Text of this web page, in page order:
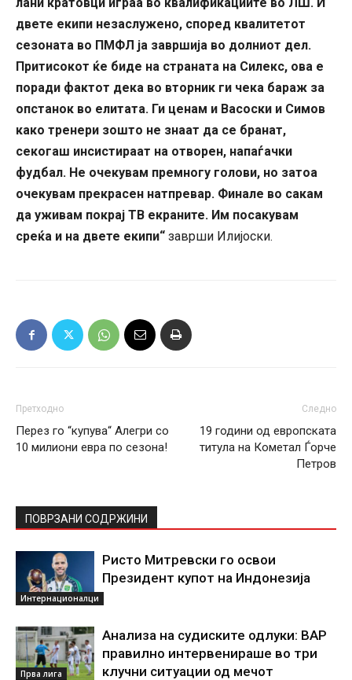
двете екипи незаслужено, според квалитетот
сезоната во ПМФЛ ја завршија во долниот дел.
Притисокот ќе биде на страната на Силекс, ова е
поради фактот дека во вторник ги чека бараж за
опстанок во елитата. Ги ценам и Васоски и Симов
како тренери зошто не знаат да се бранат,
секогаш инсистираат на отворен, напаѓачки
фудбал. Не очекувам премногу голови, но затоа
очекувам прекрасен натпревар. Финале во сакам
да уживам покрај ТВ екраните. Им посакувам
среќа и на двете екипи“ заврши Илијоски.
Претходно
Перез го “купува“ Алегри со
10 милиони евра по сезона!
Следно
19 години од европската
титула на Кометал Ѓорче
Петров
ПОВРЗАНИ СОДРЖИНИ
Интернационалци
Ристо Митревски го освои
Президент купот на Индонезија
Прва лига
Анализа на судиските одлуки: ВАР
правилно интервенираше во три
клучни ситуации од мечот